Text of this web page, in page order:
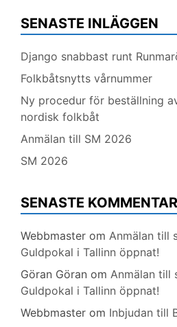
SENASTE INLÄGGEN
Django snabbast runt
Folkbåtsnytts vårnummer
Ny procedur för beställning
nordisk folkbåt
Anmälan till SM 2026
SM 2026
SENASTE
Webbmaster om Anmälan till
Guldpokal i Tallinn öppnat!
Göran Göran om Anmälan till
Guldpokal i Tallinn öppnat!
Webbmaster om Inbjudan till